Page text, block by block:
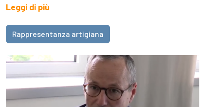
Leggi di più
Rappresentanza artigiana